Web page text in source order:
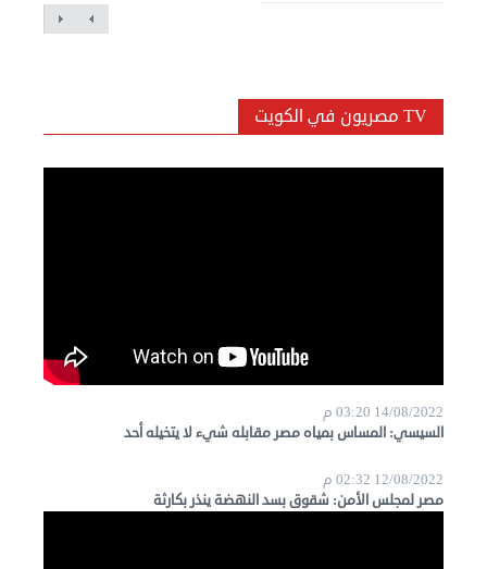
TV مصريون في الكويت
14/08/2022 03:20 م
السيسي: المساس بمياه مصر مقابله شيء لا يتخيله أحد
12/08/2022 02:32 م
مصر لمجلس الأمن: شقوق بسد النهضة ينذر بكارثة